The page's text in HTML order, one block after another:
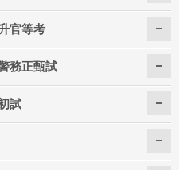
官等考
務正甄試
試